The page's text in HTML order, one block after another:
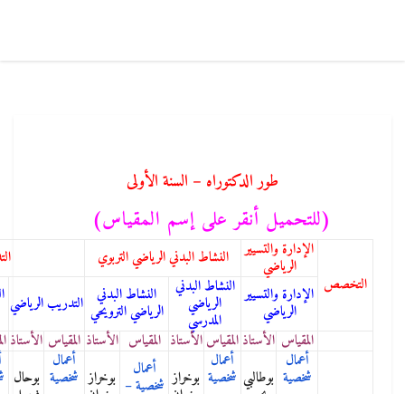
الدكتوراه – السنة الأولى
على إسم المقياس)
النشاط البدني الرياضي التربوي
التدريب الرياضي
النشاط البدني النشاط البدني
الرياضي الترويحي التدريب الرياضي التحضير البدني
الرياضي
التحضير النفسي
الرياضي
الأستاذ المقياس الأستاذ المقياس الأستاذالمقياسالأستاذالمقياسالأستاذ
بوخراز أعمال
شخصية – بوخراز
أعمال
شخصية بوحال شخصية بوحال
أعمال
شخصية بوحال